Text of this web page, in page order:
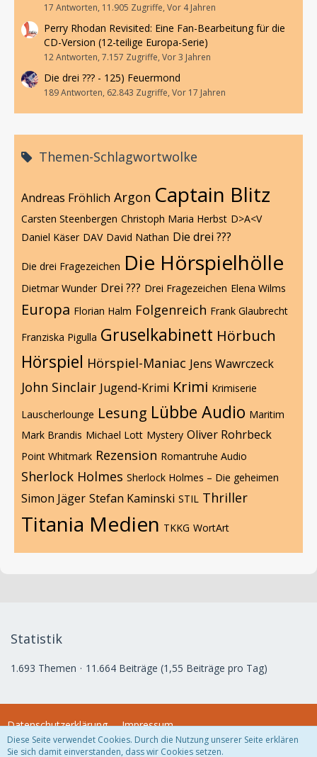
17 Antworten, 11.905 Zugriffe, Vor 4 Jahren
Perry Rhodan Revisited: Eine Fan-Bearbeitung für die
CD-Version (12-teilige Europa-Serie)
12 Antworten, 7.157 Zugriffe, Vor 3 Jahren
Die drei ??? - 125) Feuermond
189 Antworten, 62.843 Zugriffe, Vor 17 Jahren
Themen-Schlagwortwolke
Andreas Fröhlich Argon Captain Blitz
Carsten Steenbergen Christoph Maria Herbst D>A<V
Daniel Käser DAV David Nathan Die drei ???
Die drei Fragezeichen Die Hörspielhölle
Dietmar Wunder Drei ??? Drei Fragezeichen Elena Wilms
Europa Florian Halm Folgenreich Frank Glaubrecht
Franziska Pigulla Gruselkabinett Hörbuch
Hörspiel Hörspiel-Maniac Jens Wawrczeck
John Sinclair Jugend-Krimi Krimi Krimiserie
Lauscherlounge Lesung Lübbe Audio Maritim
Mark Brandis Michael Lott Mystery Oliver Rohrbeck
Point Whitmark Rezension Romantruhe Audio
Sherlock Holmes Sherlock Holmes – Die geheimen
Simon Jäger Stefan Kaminski STIL Thriller
Titania Medien TKKG WortArt
Statistik
1.693 Themen 11.664 Beiträge (1,55 Beiträge pro Tag)
Datenschutzerklärung Impressum
Diese Seite verwendet Cookies. Durch die Nutzung unserer Seite erklären
Sie sich damit einverstanden, dass wir Cookies setzen.